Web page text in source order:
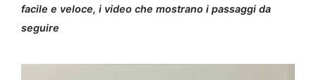
facile e veloce, i video che mostrano i passaggi da
seguire